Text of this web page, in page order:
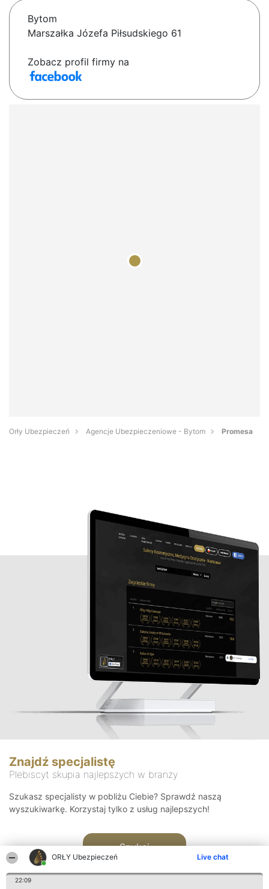
ORŁY Ubezpieczeń Live chat
22:09
Bytom
Marszałka Józefa Piłsudskiego 61
Zobacz profil firmy na
Orły Ubezpieczeń Agencje Ubezpieczeniowe - Bytom Promesa
Znajdź specjalistę
Plebiscyt skupia najlepszych w branży
Szukasz specjalisty w pobliżu Ciebie? Sprawdź naszą
wyszukiwarkę. Korzystaj tylko z usług najlepszych!
Szukaj